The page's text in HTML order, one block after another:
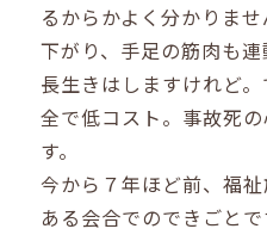
るからかよく分かりま
下がり、手足の筋肉も連
長生きはしますけれど
全で低コスト。事故死
す。
今から７年ほど前、福
ある会合でのできごと